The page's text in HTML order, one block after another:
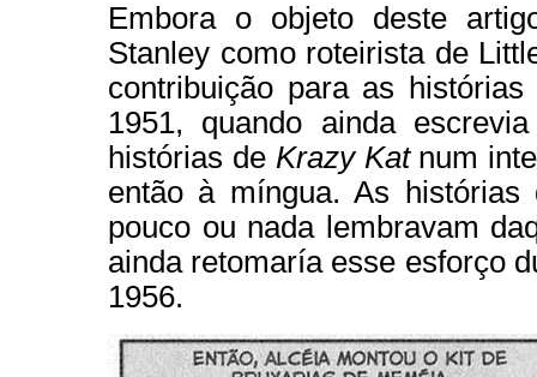
Embora o objeto deste
Stanley como roteirista de
contribuição para as
1951, quando ainda
histórias de Krazy Kat num
então à míngua. As
pouco ou nada lembravam
ainda retomaría esse esforço
1956.